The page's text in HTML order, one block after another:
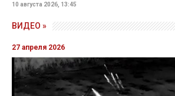
10 августа 2026, 13:45
ВИДЕО »
27 апреля 2026